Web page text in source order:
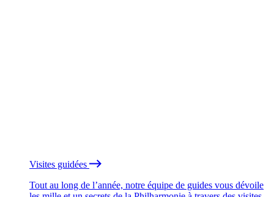
Visites guidées
Tout au long de l’année, notre équipe de guides vous dévoile